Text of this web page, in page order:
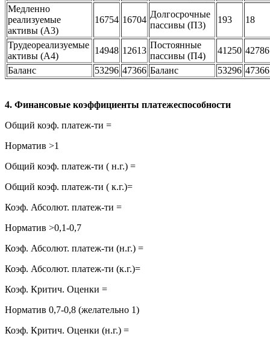
Медленно
реализуемые
активы (А3)
16754 16704
Долгосрочные
пассивы (П3)
193 18
Трудеореализуемые
активы (А4)
14948 12613
Постоянные
пассивы (П4)
41250 42786
Баланс
53296 47366 Баланс 53296 47366
4. Финансовые коэффициенты платежеспособности
Общий коэф. платеж-ти =
Норматив >1
Общий коэф. платеж-ти ( н.г.) =
Общий коэф. платеж-ти ( к.г.)=
Коэф. Абсолют. платеж-ти =
Норматив >0,1-0,7
Коэф. Абсолют. платеж-ти (н.г.) =
Коэф. Абсолют. платеж-ти (к.г.)=
Коэф. Критич. Оценки =
Норматив 0,7-0,8 (желательно 1)
Коэф. Критич. Оценки (н.г.) =